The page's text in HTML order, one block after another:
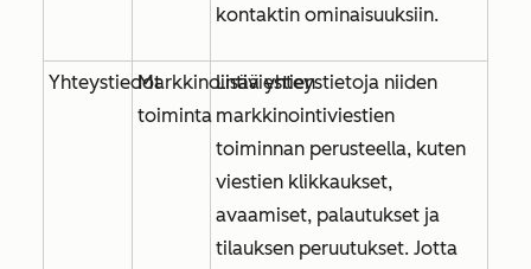
kontaktin ominaisuuksiin.
YhteystiedotMarkkinointiviestien
toiminta
Lisää yhteystietoja niiden
markkinointiviestien
toiminnan perusteella, kuten
viestien klikkaukset,
avaamiset, palautukset ja
tilauksen peruutukset. Jotta